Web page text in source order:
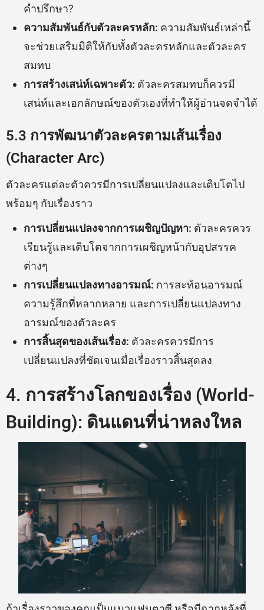
คำปรึกษา?
ความสัมพันธ์กับตัวละครหลัก: ความสัมพันธ์เหล่านี้
จะช่วยเสริมมิติให้กับทั้งตัวละครหลักและตัวละคร
สมทบ
การสร้างเสน่ห์เฉพาะตัว: ตัวละครสมทบก็ควรมี
เสน่ห์และเอกลักษณ์ของตัวเองที่ทำให้ผู้อ่านจดจำได้
5.3 การพัฒนาตัวละครตามเส้นเรื่อง
(Character Arc)
ตัวละครแต่ละตัวควรมีการเปลี่ยนแปลงและเติบโตไป
พร้อมๆ กับเรื่องราว
การเปลี่ยนแปลงจากการเผชิญปัญหา: ตัวละครควร
เรียนรู้และเติบโตจากการเผชิญหน้ากับอุปสรรค
ต่างๆ
การเปลี่ยนแปลงทางอารมณ์: การสะท้อนอารมณ์
ความรู้สึกที่หลากหลาย และการเปลี่ยนแปลงทาง
อารมณ์ของตัวละคร
การสิ้นสุดของเส้นเรื่อง: ตัวละครควรมีการ
เปลี่ยนแปลงที่ชัดเจนเมื่อเรื่องราวสิ้นสุดลง
4. การสร้างโลกของเรื่อง (World-
Building): ดินแดนที่น่าหลงใหล